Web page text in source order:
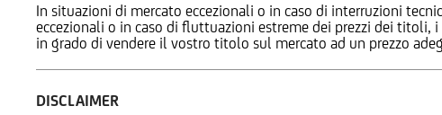
In situazioni di mercato eccezionali o in caso di interruzioni
eccezionali o in caso di fluttuazioni estreme dei prezzi dei titoli,
in grado di vendere il vostro titolo sul mercato ad un prezzo
DISCLAIMER